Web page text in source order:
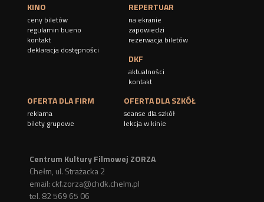
KINO
ceny biletów
regulamin bueno
kontakt
deklaracja dostępności
REPERTUAR
na ekranie
zapowiedzi
rezerwacja biletów
DKF
aktualności
kontakt
OFERTA DLA FIRM
reklama
bilety grupowe
OFERTA DLA SZKÓŁ
seanse dla szkół
lekcja w kinie
Centrum Kultury Filmowej ZORZA
Chełm, ul. Strażacka 2
email: ckf.zorza@chdk.chelm.pl
tel. 82 569 65 06